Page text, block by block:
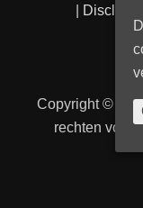
Disclaimer
Copyright ©
rechten